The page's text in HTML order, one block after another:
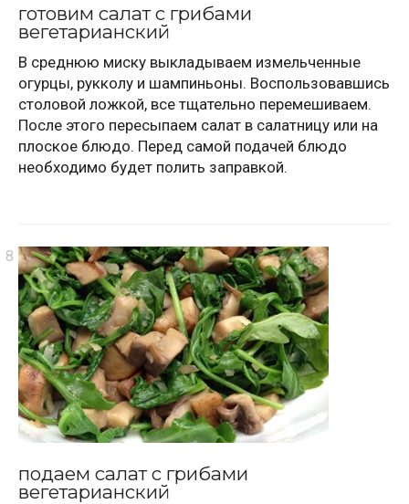
готовим салат с грибами
вегетарианский
В среднюю миску выкладываем измельченные
огурцы, рукколу и шампиньоны. Воспользовавшись
столовой ложкой, все тщательно перемешиваем.
После этого пересыпаем салат в салатницу или на
плоское блюдо. Перед самой подачей блюдо
необходимо будет полить заправкой.
подаем салат с грибами
вегетарианский